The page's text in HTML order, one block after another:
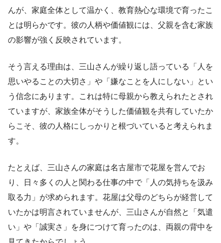
んが、家庭全体として温かく、教育熱心な環境で育ったこ
とは明らかです。彼の人柄や価値観には、父親を含む家族
の影響が強く反映されています。
そう言える理由は、三山さんが繰り返し語っている「人を
思いやることの大切さ」や「嫌なことを人にしない」とい
う信念にあります。これは特に母親から教えられたとされ
ていますが、家族全体がそうした価値観を共有していたか
らこそ、彼の人格にしっかりと根づいていると考えられま
す。
たとえば、三山さんの家庭は名古屋市で花屋を営んでお
り、日々多くの人と関わる仕事の中で「人の気持ちを汲み
取る力」が求められます。花屋は父母のどちらが経営して
いたかは明言されていませんが、三山さんが自然と「気遣
い」や「誠実さ」を身につけて育ったのは、両親の背中を